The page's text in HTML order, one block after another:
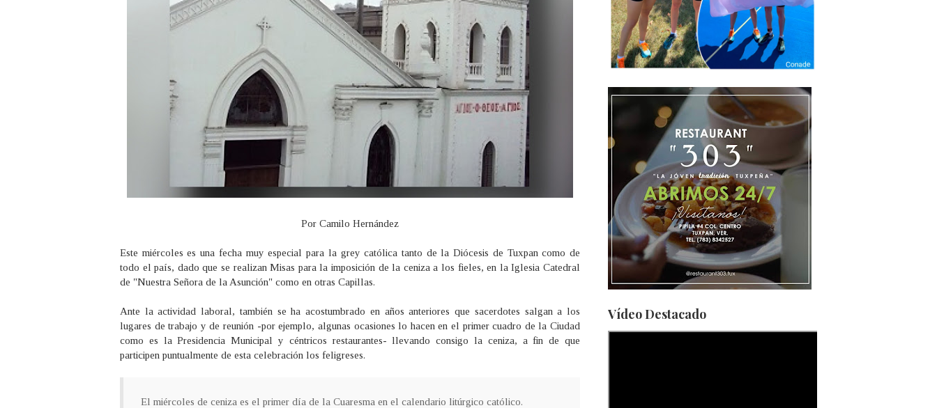
Por Camilo Hernández
Este miércoles es una fecha muy especial para la grey católica tanto de la Diócesis de Tuxpan como de
todo el país, dado que se realizan Misas para la imposición de la ceniza a los fieles, en la Iglesia Catedral
de "Nuestra Señora de la Asunción" como en otras Capillas.
Ante la actividad laboral, también se ha acostumbrado en años anteriores que sacerdotes salgan a los
lugares de trabajo y de reunión -por ejemplo, algunas ocasiones lo hacen en el primer cuadro de la Ciudad
como es la Presidencia Municipal y céntricos restaurantes- llevando consigo la ceniza, a fin de que
participen puntualmente de esta celebración los feligreses.
El miércoles de ceniza es el primer día de la Cuaresma en el calendario litúrgico católico.
Vídeo Destacado